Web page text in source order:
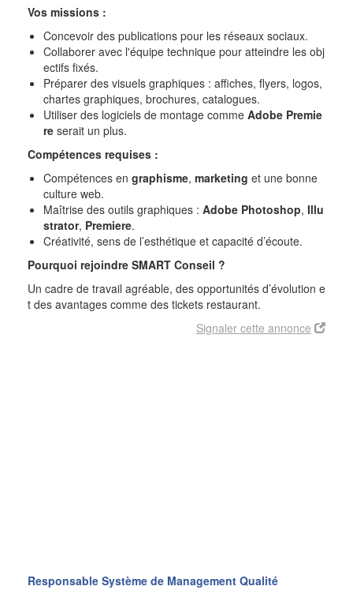
Vos missions :
Concevoir des publications pour les réseaux sociaux.
Collaborer avec l'équipe technique pour atteindre les obj
ectifs fixés.
Préparer des visuels graphiques : affiches, flyers, logos,
chartes graphiques, brochures, catalogues.
Utiliser des logiciels de montage comme Adobe Premie
re serait un plus.
Compétences requises :
Compétences en graphisme, marketing et une bonne
culture web.
Maîtrise des outils graphiques : Adobe Photoshop, Illu
strator, Premiere.
Créativité, sens de l’esthétique et capacité d’écoute.
Pourquoi rejoindre SMART Conseil ?
Un cadre de travail agréable, des opportunités d’évolution e
t des avantages comme des tickets restaurant.
Signaler cette annonce
Responsable Système de Management Qualité